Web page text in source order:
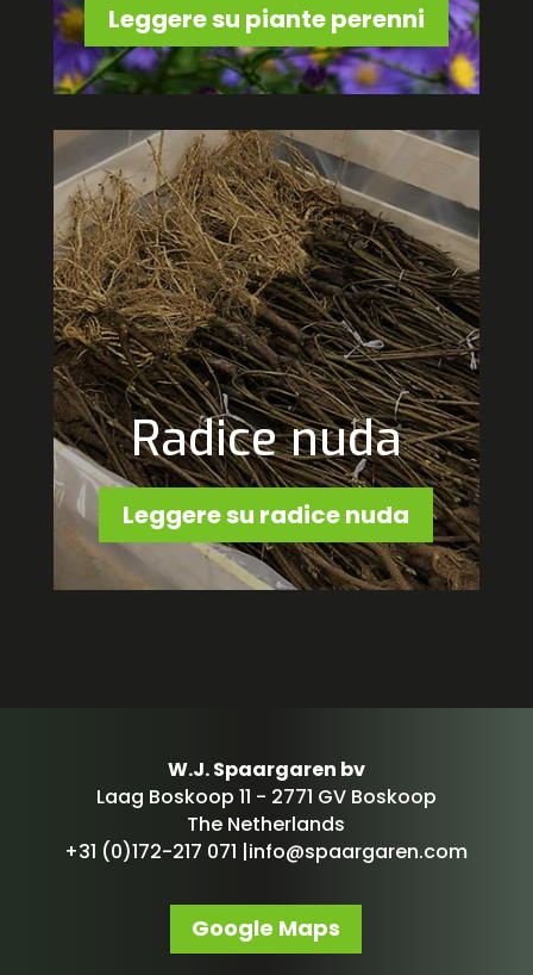
Leggere su piante perenni
Radice nuda
Leggere su radice nuda
W.J. Spaargaren bv
Laag Boskoop 11 - 2771 GV Boskoop
The Netherlands
+31 (0)172-217 071 |info@spaargaren.com
Google Maps